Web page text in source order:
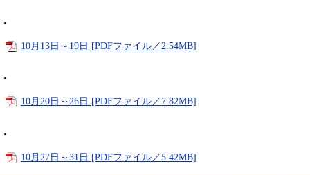
・
10月13日～19日 [PDFファイル／2.54MB]
・
10月20日～26日 [PDFファイル／7.82MB]
・
10月27日～31日 [PDFファイル／5.42MB]